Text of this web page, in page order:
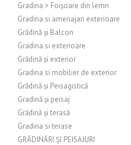
Gradina > Foișoare din lemn
Gradina si amenajari exterioare
Grădină și Balcon
Gradina si exterioare
Grădină și exterior
Gradina si mobilier de exterior
Grădină și Peisagistică
Gradină și peisaj
Grădină și terasă
Gradina si terase
GRĂDINĂRI ȘI PEISAJURI